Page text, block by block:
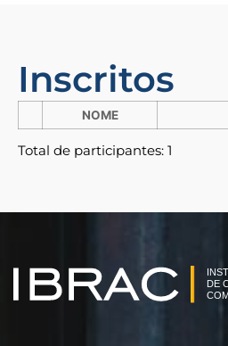
Inscritos
NOME
Total de participantes: 1